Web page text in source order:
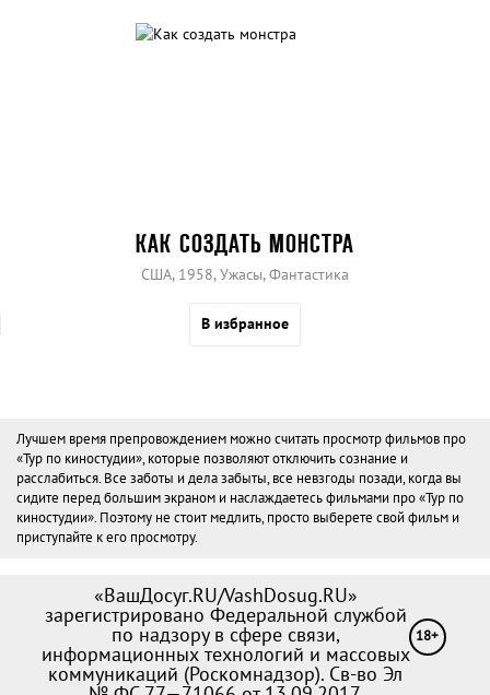
КАК СОЗДАТЬ МОНСТРА
США, 1958, Ужасы, Фантастика
В избранное
Лучшем время препровождением можно считать просмотр фильмов про
«Тур по киностудии», которые позволяют отключить сознание и
расслабиться. Все заботы и дела забыты, все невзгоды позади, когда вы
сидите перед большим экраном и наслаждаетесь фильмами про «Тур по
киностудии». Поэтому не стоит медлить, просто выберете свой фильм и
приступайте к его просмотру.
«ВашДосуг.RU/VashDosug.RU»
зарегистрировано Федеральной службой
по надзору в сфере связи,
информационных технологий и массовых
коммуникаций (Роскомнадзор). Св-во Эл
18+